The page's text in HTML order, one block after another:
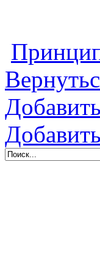
Принцип